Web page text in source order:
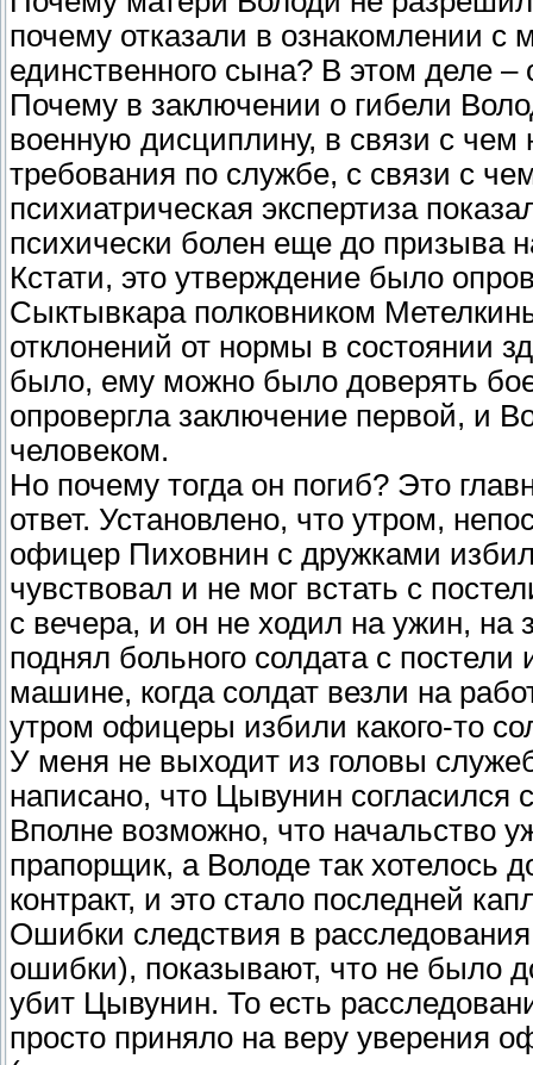
почему отказали в ознакомлении с
единственного сына? В этом деле
Почему в заключении о гибели
военную дисциплину, в связи с чем
требования по службе, с связи с
психиатрическая экспертиза
психически болен еще до призыва
Кстати, это утверждение было
Сыктывкара полковником
отклонений от нормы в состоянии
было, ему можно было доверять
опровергла заключение первой, и
человеком.
Но почему тогда он погиб? Это
ответ. Установлено, что утром,
офицер Пиховнин с дружками
чувствовал и не мог встать с
с вечера, и он не ходил на ужин,
поднял больного солдата с
машине, когда солдат везли на
утром офицеры избили какого-то
У меня не выходит из головы
написано, что Цывунин
Вполне возможно, что начальство
прапорщик, а Володе так хотелось
контракт, и это стало последней
Ошибки следствия в
ошибки), показывают, что не было
убит Цывунин. То есть
просто приняло на веру уверения